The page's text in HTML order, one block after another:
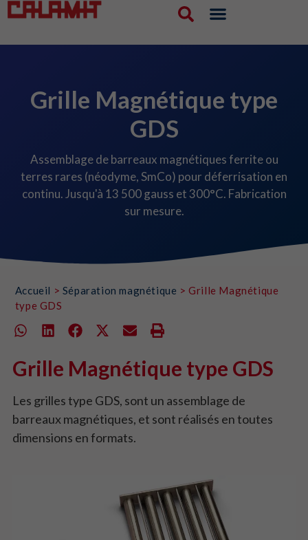
Grille Magnétique type
GDS
Assemblage de barreaux magnétiques ferrite ou
terres rares (néodyme, SmCo) pour déferrisation en
continu. Jusqu'à 13 500 gauss et 300°C. Fabrication
sur mesure.
Accueil > Séparation magnétique >Grille Magnétique
type GDS
Grille Magnétique type GDS
Les grilles type GDS, sont un assemblage de
barreaux magnétiques, et sont réalisés en toutes
dimensions en formats.